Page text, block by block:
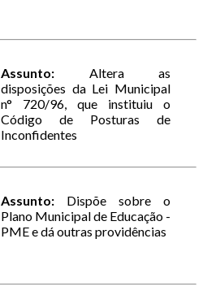
Assunto: Altera as
disposições da Lei Municipal
n° 720/96, que instituiu o
Código de Posturas de
Inconfidentes
Assunto: Dispõe sobre o
Plano Municipal de Educação -
PME e dá outras providências